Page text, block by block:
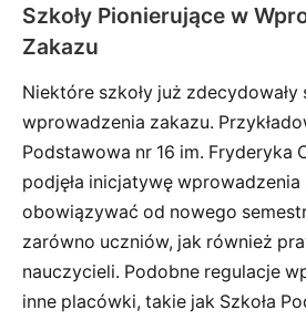
Szkoły Pionierujące w
Zakazu
Niektóre szkoły już
wprowadzenia zakazu.
Podstawowa nr 16 im. Fryderyka
podjęła inicjatywę
obowiązywać od nowego
zarówno uczniów, jak również
nauczycieli. Podobne regulacje
inne placówki, takie jak Szkoła